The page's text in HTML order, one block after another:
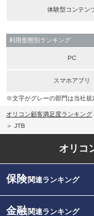
体験型コンテン
利用形態別ランキング
PC
スマホアプリ
※文字がグレーの部門は当社規
オリコン顧客満足度ランキング
JTB
オリコ
保険関連ランキング
金融関連ランキング